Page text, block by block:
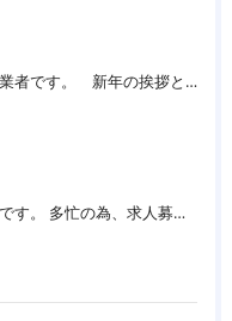
新座市の解体工事業者です。 新年の挨拶と共に、今後の為に従業員を募集しております。
新座市の解体業者です。 多忙の為、求人募集しています。